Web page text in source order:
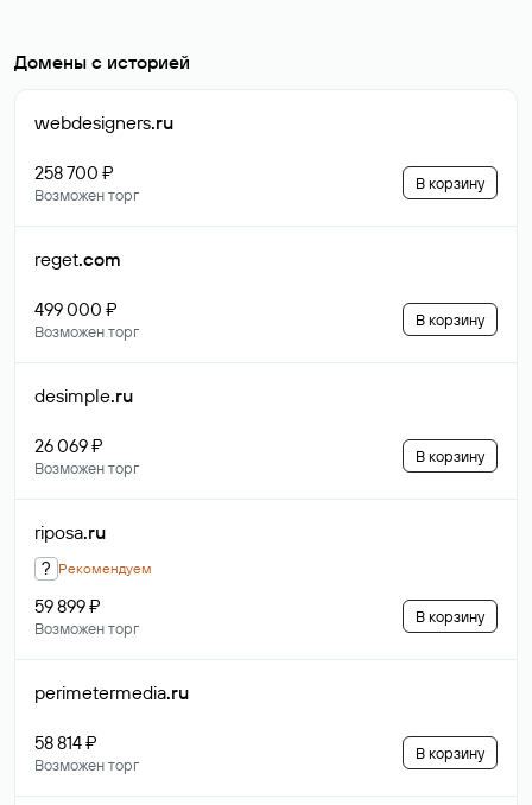
Домены с историей
webdesigners.ru
258 700 ₽
Возможен торг
В корзину
reget.com
499 000 ₽
Возможен торг
В корзину
desimple.ru
26 069 ₽
Возможен торг
В корзину
riposa.ru
? Рекомендуем
59 899 ₽
Возможен торг
В корзину
perimetermedia.ru
58 814 ₽
Возможен торг
В корзину